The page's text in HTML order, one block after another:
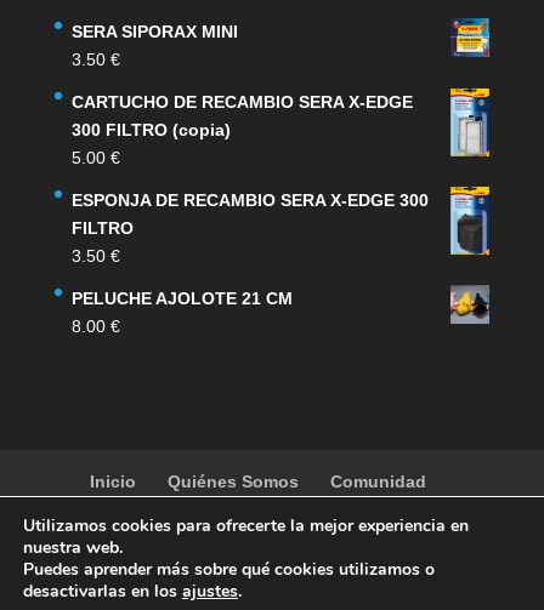
SERA SIPORAX MINI
3.50 €
CARTUCHO DE RECAMBIO SERA X-EDGE
300 FILTRO (copia)
5.00 €
ESPONJA DE RECAMBIO SERA X-EDGE 300
FILTRO
3.50 €
PELUCHE AJOLOTE 21 CM
8.00 €
Inicio Quiénes Somos
Comunidad
Contacto
Tienda
Utilizamos cookies para ofrecerte la mejor experiencia en
nuestra web.
Puedes aprender más sobre qué cookies utilizamos o
desactivarlas en los ajustes.